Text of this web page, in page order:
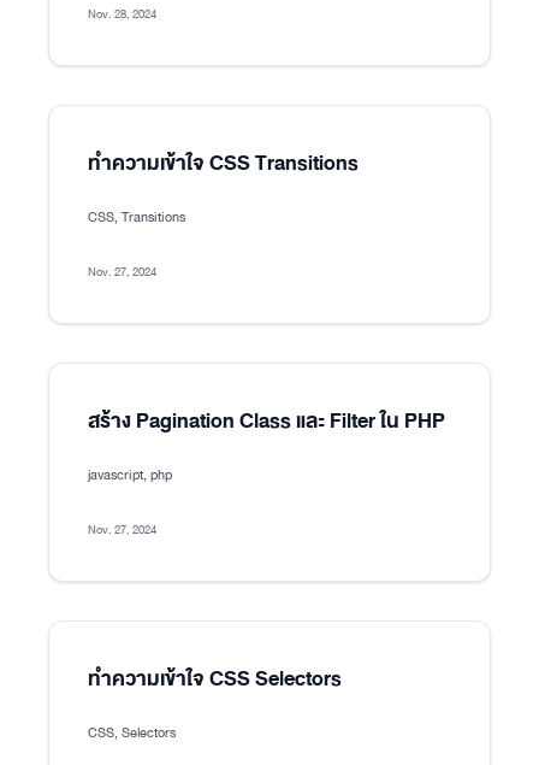
Nov. 28, 2024
ทำความเข้าใจ CSS Transitions
CSS, Transitions
Nov. 27, 2024
สร้าง Pagination Class และ Filter ใน PHP
javascript, php
Nov. 27, 2024
ทำความเข้าใจ CSS Selectors
CSS, Selectors